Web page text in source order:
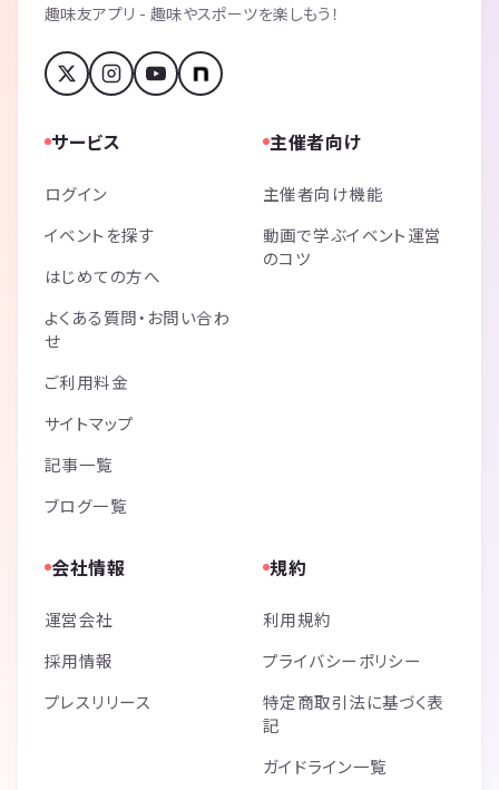
趣味友アプリ - 趣味やスポーツを楽しもう！
サービス
ログイン
イベントを探す
はじめての方へ
よくある質問・お問い合わ
せ
ご利用料金
サイトマップ
記事一覧
ブログ一覧
主催者向け
主催者向け機能
動画で学ぶイベント運営
のコツ
会社情報
運営会社
採用情報
プレスリリース
規約
利用規約
プライバシーポリシー
特定商取引法に基づく表
記
ガイドライン一覧